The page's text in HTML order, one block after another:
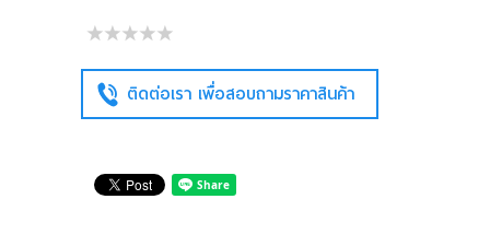
ติดต่อเรา เพื่อสอบถามราคาสินค้า